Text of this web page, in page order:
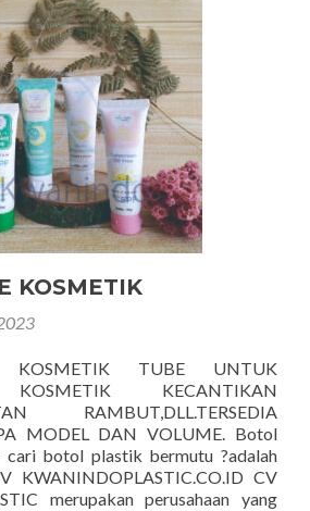
KOSMETIK
KOSMETIK TUBE UNTUK
KECANTIKAN
RAMBUT,DLL.TERSEDIA
MODEL DAN VOLUME. Botol
cari botol plastik bermutu ?adalah
KWANINDOPLASTIC.CO.ID CV
merupakan perusahaan yang